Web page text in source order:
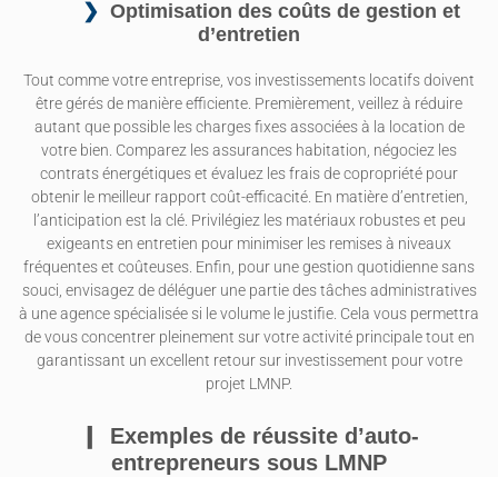
Optimisation des coûts de gestion et
d’entretien
Tout comme votre entreprise, vos investissements locatifs doivent
être gérés de manière efficiente. Premièrement, veillez à réduire
autant que possible les charges fixes associées à la location de
votre bien. Comparez les assurances habitation, négociez les
contrats énergétiques et évaluez les frais de copropriété pour
obtenir le meilleur rapport coût-efficacité. En matière d’entretien,
l’anticipation est la clé. Privilégiez les matériaux robustes et peu
exigeants en entretien pour minimiser les remises à niveaux
fréquentes et coûteuses. Enfin, pour une gestion quotidienne sans
souci, envisagez de déléguer une partie des tâches administratives
à une agence spécialisée si le volume le justifie. Cela vous permettra
de vous concentrer pleinement sur votre activité principale tout en
garantissant un excellent retour sur investissement pour votre
projet LMNP.
Exemples de réussite d’auto-
entrepreneurs sous LMNP